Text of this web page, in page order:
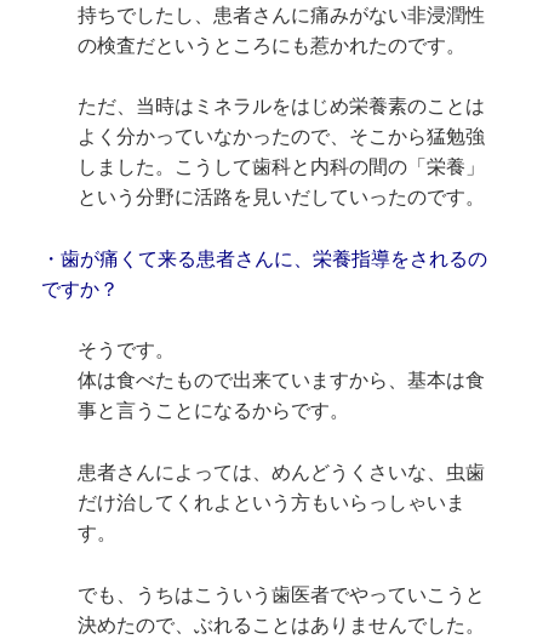
持ちでしたし、患者さんに痛みがない非浸潤性
の検査だというところにも惹かれたのです。
ただ、当時はミネラルをはじめ栄養素のことは
よく分かっていなかったので、そこから猛勉強
しました。こうして歯科と内科の間の「栄養」
という分野に活路を見いだしていったのです。
・歯が痛くて来る患者さんに、栄養指導をされるの
ですか？
そうです。
体は食べたもので出来ていますから、基本は食
事と言うことになるからです。
患者さんによっては、めんどうくさいな、虫歯
だけ治してくれよという方もいらっしゃいま
す。
でも、うちはこういう歯医者でやっていこうと
決めたので、ぶれることはありませんでした。